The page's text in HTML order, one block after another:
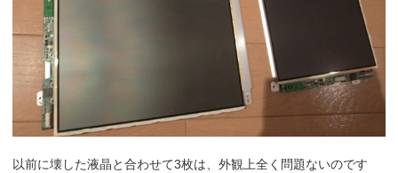
以前に壊した液晶と合わせて3枚は、外観上全く問題ないのです